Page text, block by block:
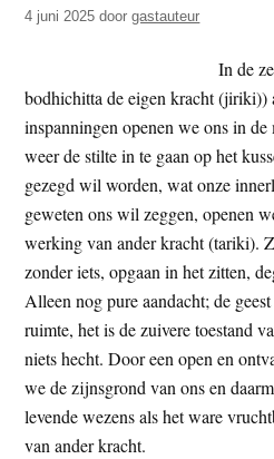
4 juni 2025 doorgastauteur
In de
bodhichitta de eigen kracht (jiriki))
inspanningen openen we ons in
weer de stilte in te gaan op het
gezegd wil worden, wat onze
geweten ons wil zeggen, openen
werking van ander kracht (tariki).
zonder iets, opgaan in het zitten,
Alleen nog pure aandacht; de
ruimte, het is de zuivere toestand
niets hecht. Door een open en
we de zijnsgrond van ons en
levende wezens als het ware
van ander kracht.